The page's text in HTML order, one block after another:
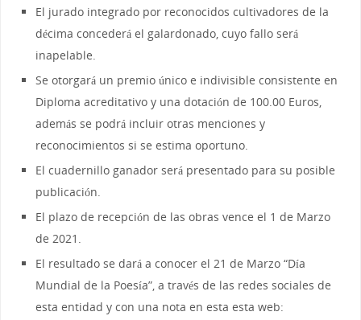
El jurado integrado por reconocidos cultivadores de la
décima concederá el galardonado, cuyo fallo será
inapelable.
Se otorgará un premio único e indivisible consistente en
Diploma acreditativo y una dotación de 100.00 Euros,
además se podrá incluir otras menciones y
reconocimientos si se estima oportuno.
El cuadernillo ganador será presentado para su posible
publicación.
El plazo de recepción de las obras vence el 1 de Marzo
de 2021.
El resultado se dará a conocer el 21 de Marzo “Día
Mundial de la Poesía”, a través de las redes sociales de
esta entidad y con una nota en esta esta web: